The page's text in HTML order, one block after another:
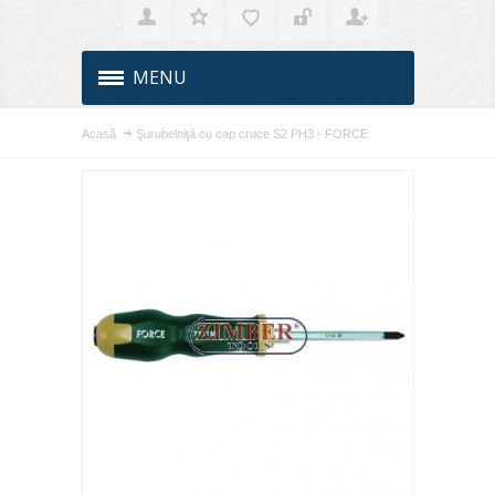
MENU
Acasă Şurubelniţă cu cap cruce S2 PH3 - FORCE